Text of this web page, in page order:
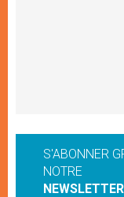
S'ABONNER
NOTRE